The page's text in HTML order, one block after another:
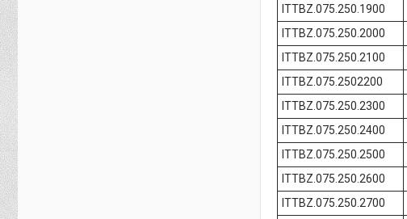
ITTBZ.075.250.1900
ITTBZ.075.250.2000
ITTBZ.075.250.2100
ITTBZ.075.2502200
ITTBZ.075.250.2300
ITTBZ.075.250.2400
ITTBZ.075.250.2500
ITTBZ.075.250.2600
ITTBZ.075.250.2700